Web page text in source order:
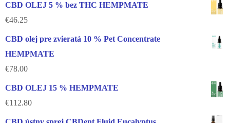
CBD OLEJ 5 % bez THC HEMPMATE
€46.25
CBD olej pre zvieratá 10 % Pet Concentrate
HEMPMATE
€78.00
CBD OLEJ 15 % HEMPMATE
€112.80